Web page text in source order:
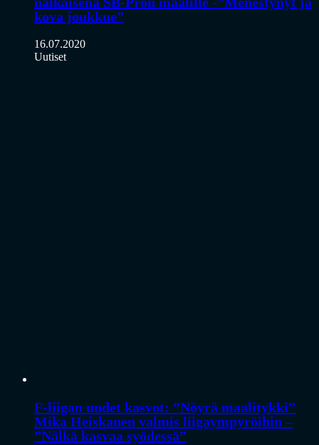
kova joukkue”
16.07.2020
Uutiset
F-liigan uudet kasvot: ”Nöyrä maalitykki”
Mika Heiskanen valmis liigaympyröihin –
”Nälkä kasvaa syödessä”